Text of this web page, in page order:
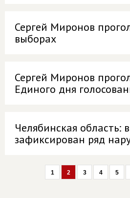
Сергей Миронов
выборах
Сергей Миронов
Единого дня
Челябинская область:
зафиксирован ряд
1 2 3 4 5